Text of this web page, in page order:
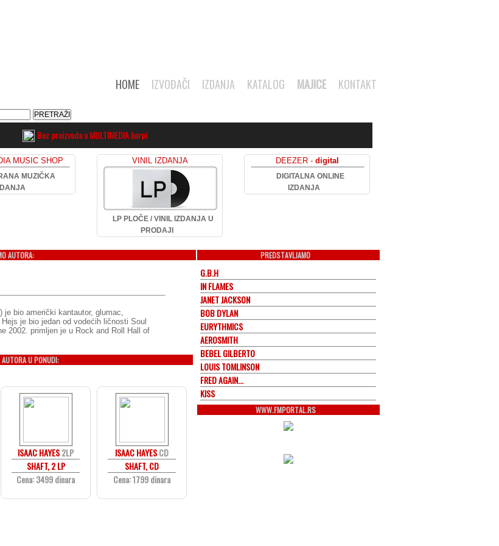
HOME IZVOĐAČI IZDANJA KATALOG MAJICE KONTAKT
Bez proizvoda u MULTIMEDIA korpi
MUSIC SHOP
MUZIČKA
VINIL IZDANJA
LP PLOČE / VINIL IZDANJA U
PRODAJI
DEEZER - digital
DIGITALNA ONLINE
IZDANJA
AUTORA:
je bio američki kantautor, glumac,
je bio jedan od vodećih ličnosti Soul
2002. primljen je u Rock and Roll Hall of
U PONUDI:
ISAAC HAYES2LP
SHAFT, 2 LP
Cena: 3499 dinara
ISAAC HAYESCD
SHAFT, CD
Cena: 1799 dinara
PREDSTAVLJAMO
G.B.H
IN FLAMES
JANET JACKSON
BOB DYLAN
EURYTHMICS
AEROSMITH
BEBEL GILBERTO
LOUIS TOMLINSON
FRED AGAIN...
KISS
WWW.FMPORTAL.RS